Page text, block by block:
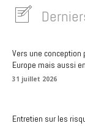
Vers une
Europe mais aussi
31 juillet 2026
Entretien sur les